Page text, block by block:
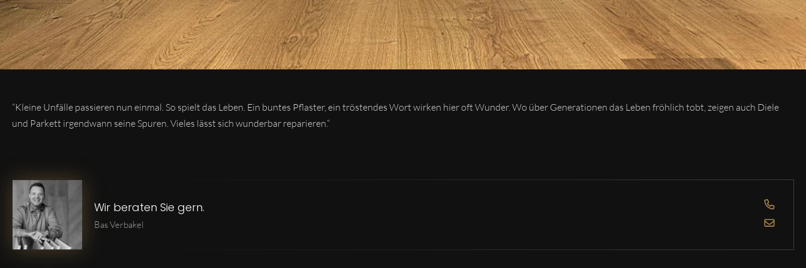
“Kleine Unfälle passieren nun einmal. So spielt das Leben. Ein buntes Pflaster, ein tröstendes Wort wirken hier oft Wunder. Wo über Generationen das Leben fröhlich tobt, zeigen auch Diele
und Parkett irgendwann seine Spuren. Vieles lässt sich wunderbar reparieren.“
Wir beraten Sie gern.
Bas Verbakel
OPEN
OPEN